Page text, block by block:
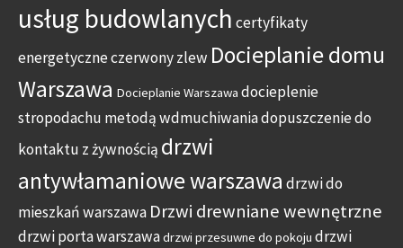
usług budowlanych certyfikaty
energetyczneczerwony zlew Docieplanie domu
Warszawa Docieplanie Warszawa docieplenie
stropodachu metodą wdmuchiwaniadopuszczenie do
kontaktu z żywnością drzwi
antywłamaniowe warszawa drzwi do
mieszkań warszawa Drzwi drewniane wewnętrzne
drzwi porta warszawadrzwi przesuwne do pokoju drzwi